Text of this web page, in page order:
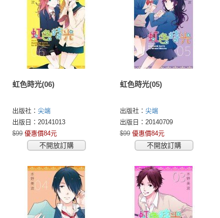
虹色時光(06)
出版社： 尖端
出版日：20141013
$99 優惠價84元
不開放訂購
虹色時光(05)
出版社： 尖端
出版日：20140709
$99 優惠價84元
不開放訂購